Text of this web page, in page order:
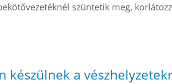
szüntetik meg,
készülnek a